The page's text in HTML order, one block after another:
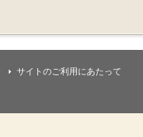
サイトのご利用にあたって